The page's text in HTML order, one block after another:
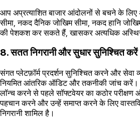
आप अप्रत्याशित बाजार आंदोलनों से बचने के लिए
सीमा, नकद दैनिक जोखिम सीमा, नकद हानि
की पेशकश कर सकते हैं, खासकर अत्यधिक अस्थिर
8. सतत निगरानी और सुधार सुनिश्चित करें
संगत प्लेटफ़ॉर्म प्रदर्शन सुनिश्चित करने और सेवा
नियमित आंतरिक ऑडिट और तकनीकी जांच करें।
लॉन्च करने से पहले सॉफ्टवेयर का कठोर परीक्षण
पहचान करने और उन्हें समाप्त करने के लिए
निगरानी शामिल है।